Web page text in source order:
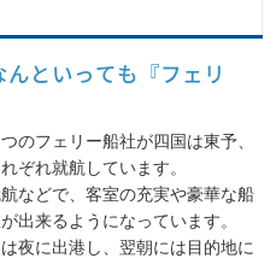
といっても『フェリ
のフェリー船社が四国は東予、
ぞれ就航しています。
などで、客室の充実や豪華な船
出来るようになっています。
夜に出港し、翌朝には目的地に